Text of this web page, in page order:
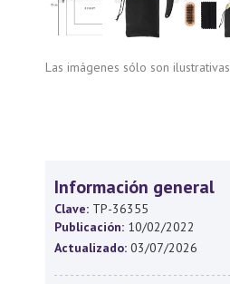
Las imágenes sólo son ilustrativas
Información general
Clave: TP-36355
Publicación: 10/02/2022
Actualizado: 03/07/2026